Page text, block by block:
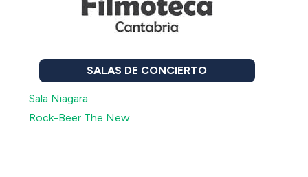
SALAS DE CONCIERTO
Sala Niagara
Rock-Beer The New